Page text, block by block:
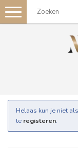
Toggle
navigation
Helaas kun je niet
te registeren.